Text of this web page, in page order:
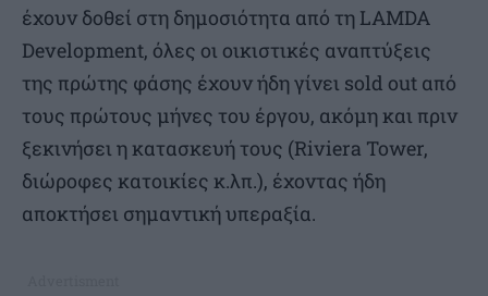
έχουν δοθεί στη δημοσιότητα από τη LAMDA
Development, όλες οι οικιστικές αναπτύξεις
της πρώτης φάσης έχουν ήδη γίνει sold out από
τους πρώτους μήνες του έργου, ακόμη και πριν
ξεκινήσει η κατασκευή τους (Riviera Tower,
διώροφες κατοικίες κ.λπ.), έχοντας ήδη
αποκτήσει σημαντική υπεραξία.